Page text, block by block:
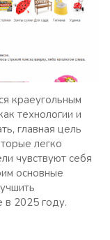
краеугольным
технологии и
главная цель
легко
чувствуют себя
основные
в 2025 году.